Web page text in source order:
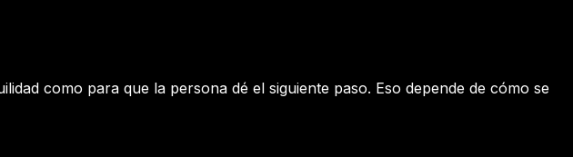
como para que la persona dé el siguiente paso. Eso depende de cómo se